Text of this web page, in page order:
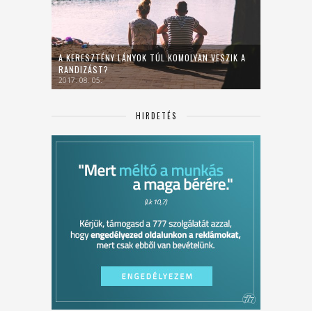
A KERESZTÉNY LÁNYOK TÚL KOMOLYAN VESZIK A
RANDIZÁST?
2017. 08. 05.
HIRDETÉS